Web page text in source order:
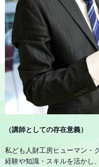
（講師としての存在意義）
私ども人財工房ヒューマン・
経験や知識・スキルを活かし